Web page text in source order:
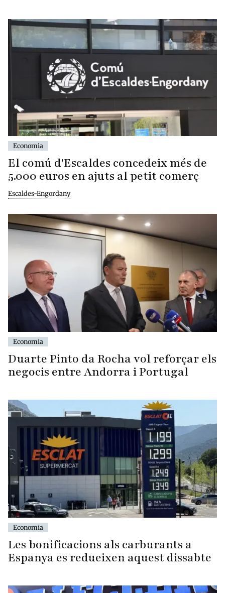
Economia
El comú d'Escaldes concedeix més de
5.000 euros en ajuts al petit comerç
Escaldes-Engordany
Economia
Duarte Pinto da Rocha vol reforçar els
negocis entre Andorra i Portugal
Economia
Les bonificacions als carburants a
Espanya es redueixen aquest dissabte